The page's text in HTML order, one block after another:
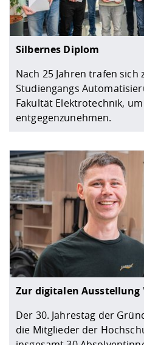
Silbernes Diplom
Nach 25 Jahren trafen sich
Studiengangs
Fakultät Elektrotechnik,
entgegenzunehmen.
Zur digitalen
Der 30. Jahrestag der
die Mitglieder der